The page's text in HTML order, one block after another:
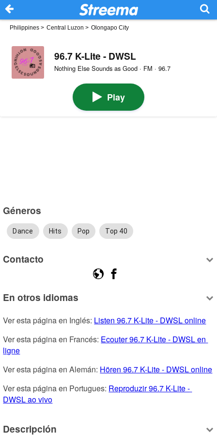
Philippines > Central Luzon > Olongapo City
96.7 K-Lite - DWSL
Nothing Else Sounds as Good · FM · 96.7
Play
Géneros
Dance Hits Pop Top 40
Contacto
En otros idiomas
Ver esta página en Inglés: Listen 96.7 K-Lite - DWSL online
Ver esta página en Francés: Ecouter 96.7 K-Lite - DWSL en
ligne
Ver esta página en Alemán: Hören 96.7 K-Lite - DWSL online
Ver esta página en Portugues: Reproduzir 96.7 K-Lite -
DWSL ao vivo
Descripción